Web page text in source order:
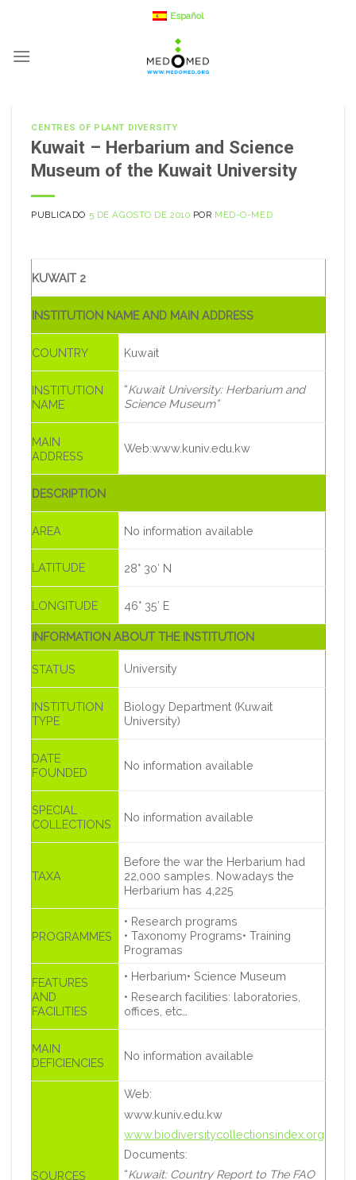
contenido
Español
CENTRES OF PLANT DIVERSITY
Kuwait – Herbarium and Science
Museum of the Kuwait University
PUBLICADO 5 DE AGOSTO DE 2010 POR MED-O-MED
KUWAIT 2
INSTITUTION NAME AND MAIN ADDRESS
COUNTRY Kuwait
INSTITUTION
NAME
“Kuwait University: Herbarium and
Science Museum”
MAIN
ADDRESS
Web:www.kuniv.edu.kw
DESCRIPTION
AREA No information available
LATITUDE 28° 30′ N
LONGITUDE 46° 35′ E
INFORMATION ABOUT THE INSTITUTION
STATUS University
INSTITUTION
TYPE
Biology Department (Kuwait
University)
DATE
FOUNDED
No information available
SPECIAL
COLLECTIONS
No information available
TAXA
Before the war the Herbarium had
22,000 samples. Nowadays the
Herbarium has 4,225
PROGRAMMES
• Research programs
• Taxonomy Programs• Training
Programas
FEATURES
AND
FACILITIES
• Herbarium• Science Museum
• Research facilities: laboratories,
offices, etc…
MAIN
DEFICIENCIES
No information available
SOURCES
Web:
www.kuniv.edu.kw
www.biodiversitycollectionsindex.org
Documents:
“Kuwait: Country Report to The FAO